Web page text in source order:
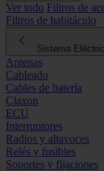
Ver todo Filtros de
Filtros de habitáculo
Sistema
Antenas
Cableado
Cables de batería
Claxon
ECU
Interruptores
Radios y altavoces
Relés y fusibles
Soportes y fijaciones